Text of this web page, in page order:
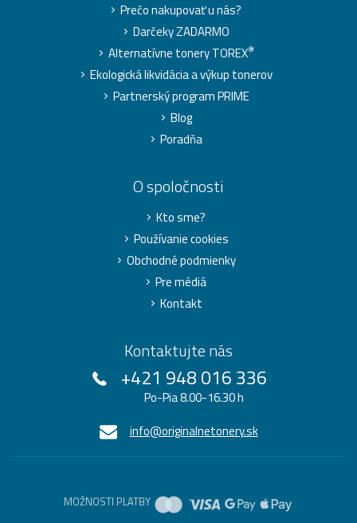
Prečo nakupovať u nás?
Darčeky ZADARMO
Alternatívne tonery TOREX®
Ekologická likvidácia a výkup tonerov
Partnerský program PRIME
Blog
Poradňa
O spoločnosti
Kto sme?
Používanie cookies
Obchodné podmienky
Pre médiá
Kontakt
Kontaktujte nás
+421 948 016 336
Po-Pia 8.00-16.30 h
info@originalnetonery.sk
MOŽNOSTI PLATBY